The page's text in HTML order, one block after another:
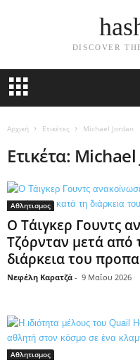
DISCOVER
Αρχική Ετικέτες Michael Jordan
Ετικέτα:
Αθλητισμος
Ο Τάιγκερ Γουντς
Τζόρνταν μετά από
διάρκεια του
Νεφέλη Καρατζά - 9 Μαΐου 2026
Αθλητισμος